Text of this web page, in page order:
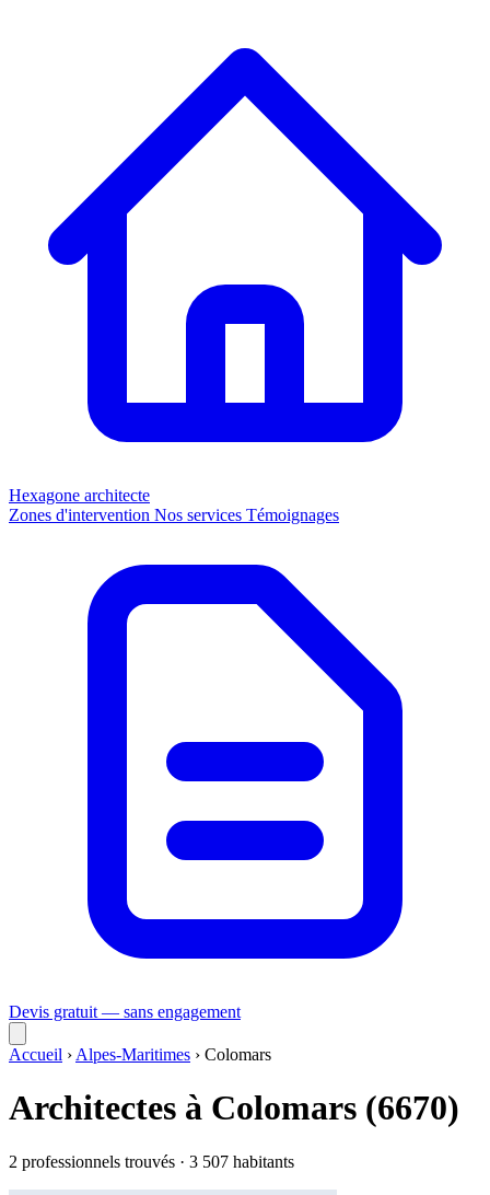
Hexagone architecte
Zones d'intervention Nos services Témoignages
Devis gratuit — sans engagement
Accueil › Alpes-Maritimes › Colomars
Architectes à Colomars (6670)
2 professionnels trouvés · 3 507 habitants